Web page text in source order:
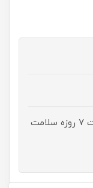
ضمانت مادام العمر اصالت و مهلت تست ۷ روزه سلامت